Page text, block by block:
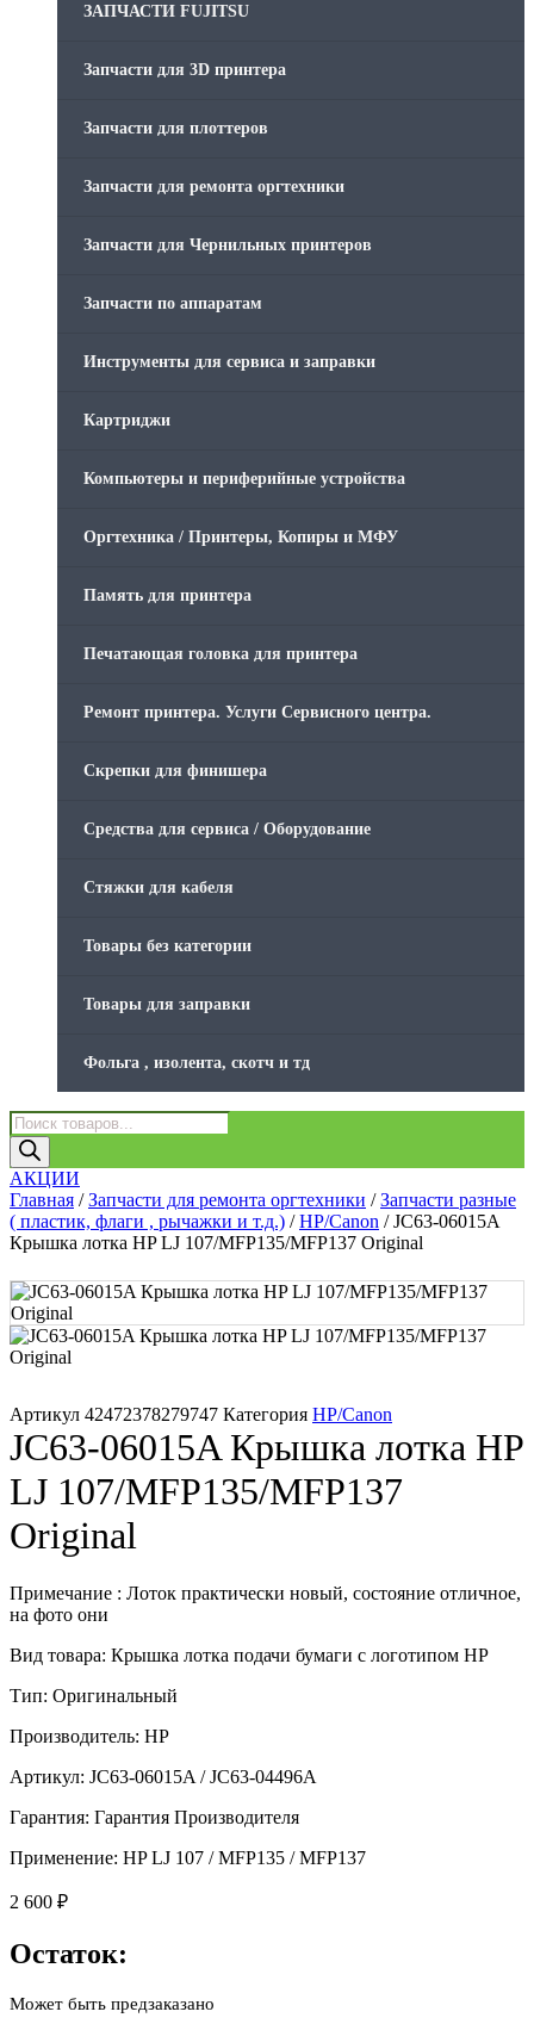
ЗАПЧАСТИ FUJITSU
Запчасти для 3D принтера
Запчасти для плоттеров
Запчасти для ремонта оргтехники
Запчасти для Чернильных принтеров
Запчасти по аппаратам
Инструменты для сервиса и заправки
Картриджи
Компьютеры и периферийные устройства
Оргтехника / Принтеры, Копиры и МФУ
Память для принтера
Печатающая головка для принтера
Ремонт принтера. Услуги Сервисного центра.
Скрепки для финишера
Средства для сервиса / Оборудование
Стяжки для кабеля
Товары без категории
Товары для заправки
Фольга , изолента, скотч и тд
Поиск
товаров
АКЦИИ
Главная /Запчасти для ремонта оргтехники /Запчасти разные
( пластик, флаги , рычажки и т.д.) /HP/Canon / JC63-06015A
Крышка лотка HP LJ 107/MFP135/MFP137 Original
Артикул 42472378279747 Категория HP/Canon
JC63-06015A Крышка лотка HP
LJ 107/MFP135/MFP137
Original
Примечание : Лоток практически новый, состояние отличное,
на фото они
Вид товара: Крышка лотка подачи бумаги с логотипом HP
Тип: Оригинальный
Производитель: HP
Артикул: JC63-06015A / JC63-04496A
Гарантия: Гарантия Производителя
Применение: HP LJ 107 / MFP135 / MFP137
2 600 ₽
Остаток:
Может быть предзаказано